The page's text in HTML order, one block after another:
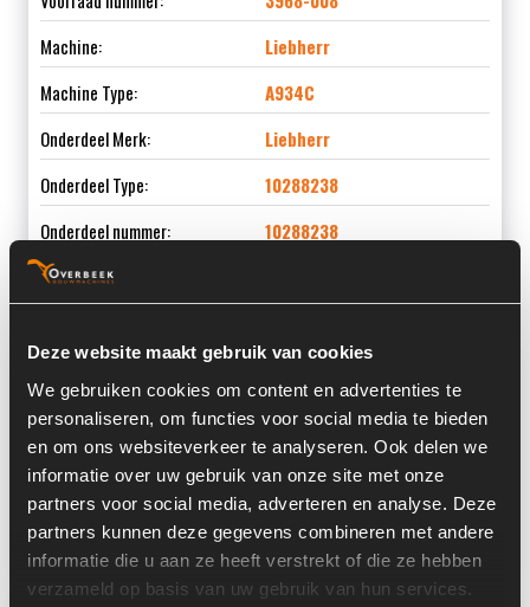
Deze website maakt gebruik van cookies
We gebruiken cookies om content en advertenties te
personaliseren, om functies voor social media te bieden
en om ons websiteverkeer te analyseren. Ook delen we
informatie over uw gebruik van onze site met onze
partners voor social media, adverteren en analyse. Deze
partners kunnen deze gegevens combineren met andere
informatie die u aan ze heeft verstrekt of die ze hebben
verzameld op basis van uw gebruik van hun services.
Machine:
Liebherr
Machine Type:
A934C
Onderdeel Merk:
Liebherr
Onderdeel Type:
10288238
Onderdeel nummer:
10288238
Informatie
Locatie:
4C5
Past op de volgende machines:
Liebherr A 934 C
Land:
Nederland